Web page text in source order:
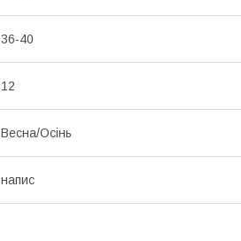
36-40
12
Весна/Осінь
напис